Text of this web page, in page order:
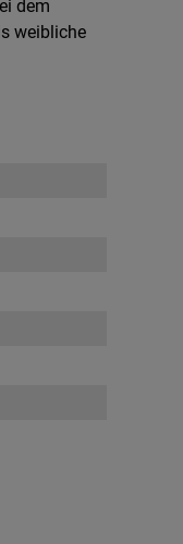
dem
weibliche